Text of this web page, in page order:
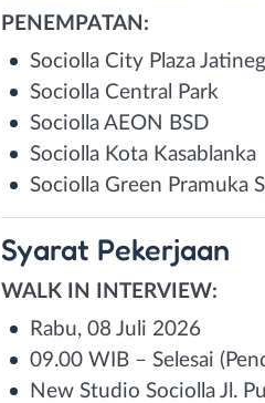
PENEMPATAN:
Sociolla City Plaza
Sociolla Central Park
Sociolla AEON BSD
Sociolla Kota Kasablanka
Sociolla Green Pramuka
Syarat Pekerjaan
WALK IN INTERVIEW:
Rabu, 08 Juli 2026
09.00 WIB – Selesai
New Studio Sociolla Jl.